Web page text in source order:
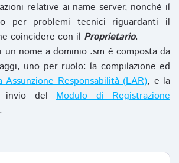
relative ai name server, nonchè il
per problemi tecnici riguardanti il
coincidere con il Proprietario.
un nome a dominio .sm è composta da
uno per ruolo: la compilazione ed
Assunzione Responsabilità (LAR), e la
invio del Modulo di Registrazione
.